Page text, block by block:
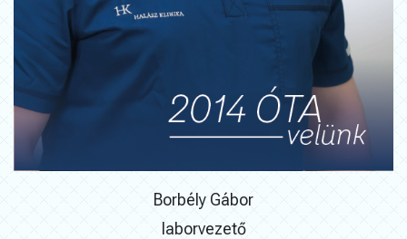
Borbély Gábor
laborvezető